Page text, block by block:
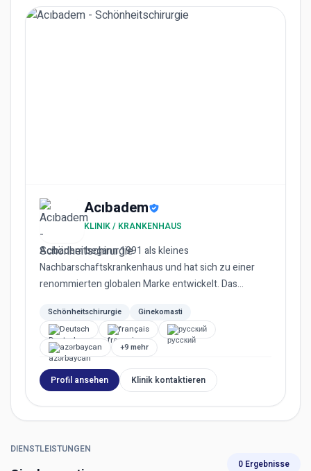
Acıbadem
KLINIK / KRANKENHAUS
Acıbadem begann 1991 als kleines
Nachbarschaftskrankenhaus und hat sich zu einer
renommierten globalen Marke entwickelt. Das
Schönheitschirurgie
Ginekomasti
Deutsch
français
русский
azərbaycan
+9 mehr
Profil ansehen Klinik kontaktieren
DIENSTLEISTUNGEN
0 Ergebnisse